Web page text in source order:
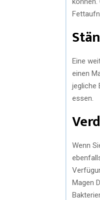
Eine
einen
jegliche
essen.
Wenn
Magen